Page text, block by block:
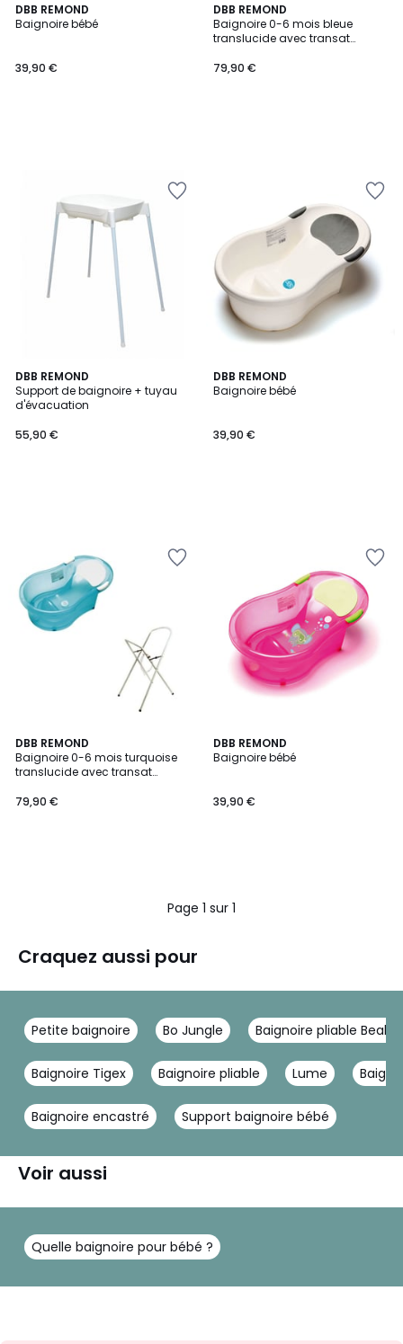
DBB REMOND
Baignoire bébé
39,90 €
DBB REMOND
Baignoire 0-6 mois bleue
translucide avec transat
79,90 €
DBB REMOND
Support de baignoire + tuyau
d'évacuation
55,90 €
DBB REMOND
Baignoire bébé
39,90 €
DBB REMOND
Baignoire 0-6 mois turquoise
translucide avec transat
79,90 €
DBB REMOND
Baignoire bébé
39,90 €
Page 1 sur 1
Craquez aussi pour
Petite baignoire Bo Jungle Baignoire pliable Beaba
Baignoire Tigex Baignoire pliable Lume
Baignoire encastré Support baignoire bébé
Voir aussi
Quelle baignoire pour bébé ?